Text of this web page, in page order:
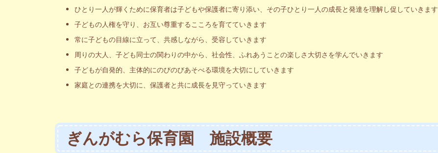
ひとり一人が輝くために保育者は子どもや保護者に寄り添い、その子ひとり一人の成長と発達を理解し促していきます
子どもの人権を守り、お互い尊重するこころを育てていきます
常に子どもの目線に立って、共感しながら、受容していきます
周りの大人、子ども同士の関わりの中から、社会性、ふれあうことの楽しさ大切さを学んでいきます
子どもが自発的、主体的にのびのびあそべる環境を大切にしていきます
家庭との連携を大切に、保護者と共に成長を見守っていきます
ぎんがむら保育園 施設概要